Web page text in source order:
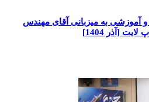
آموزشی به میزبانی آقای مهندس
[آذر 1404]